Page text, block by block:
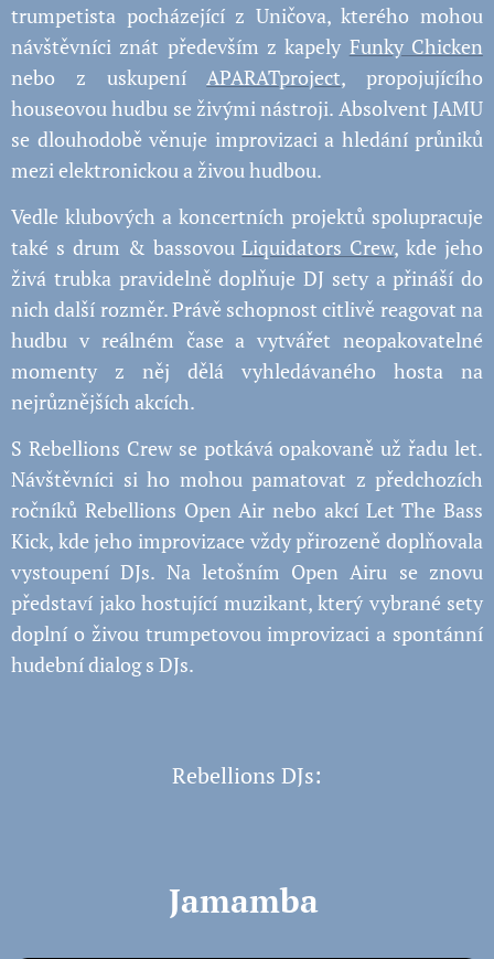
trumpetista pocházející z Uničova, kterého mohou
návštěvníci znát především z kapely Funky Chicken
nebo z uskupeníAPARATproject, propojujícího
houseovou hudbu se živými nástroji. Absolvent JAMU
se dlouhodobě věnuje improvizaci a hledání průniků
mezi elektronickou a živou hudbou.
Vedle klubových a koncertních projektů spolupracuje
také s drum & bassovouLiquidators Crew, kde jeho
živá trubka pravidelně doplňuje DJ sety a přináší do
nich další rozměr. Právě schopnost citlivě reagovat na
hudbu v reálném čase a vytvářet neopakovatelné
momenty z něj dělá vyhledávaného hosta na
nejrůznějších akcích.
S Rebellions Crew se potkává opakovaně už řadu let.
Návštěvníci si ho mohou pamatovat z předchozích
ročníků Rebellions Open Air nebo akcí Let The Bass
Kick, kde jeho improvizace vždy přirozeně doplňovala
vystoupení DJs. Na letošním Open Airu se znovu
představí jako hostující muzikant, který vybrané sety
doplní o živou trumpetovou improvizaci a spontánní
hudební dialog s DJs.
Rebellions DJs:
Jamamba